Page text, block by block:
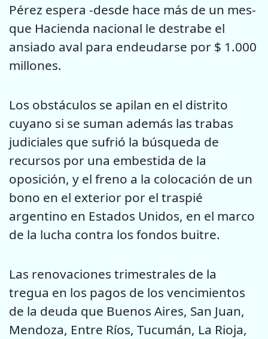
Pérez espera -desde hace más de un mes-
que Hacienda nacional le destrabe el
ansiado aval para endeudarse por $ 1.000
millones.
Los obstáculos se apilan en el distrito
cuyano si se suman además las trabas
judiciales que sufrió la búsqueda de
recursos por una embestida de la
oposición, y el freno a la colocación de un
bono en el exterior por el traspié
argentino en Estados Unidos, en el marco
de la lucha contra los fondos buitre.
Las renovaciones trimestrales de la
tregua en los pagos de los vencimientos
de la deuda que Buenos Aires, San Juan,
Mendoza, Entre Ríos, Tucumán, La Rioja,